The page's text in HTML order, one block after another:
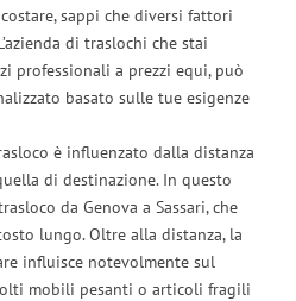
sappi che diversi fattori
di traslochi che stai
professionali a prezzi equi, può
basato sulle tue esigenze
è influenzato dalla distanza
di destinazione. In questo
da Genova a Sassari, che
lungo. Oltre alla distanza, la
influisce notevolmente sul
mobili pesanti o articoli fragili